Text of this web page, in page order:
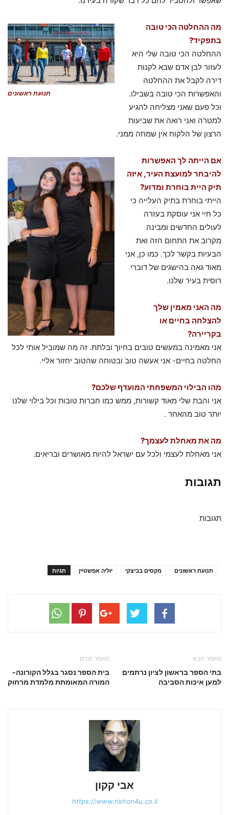
תנועת ראשונים
מה ההחלטה הכי טובה
בתפקיד?
ההחלטה הכי טובה שלי היא
לעזור לבן אדם שבא לקנות
דירה לקבל את ההחלטה
והאפשרות הכי טובה בשבילו.
וכל פעם שאני מצליחה להגיע
למטרה ואני רואה את שביעות
הרצון של הלקוח אין שמחה ממני.
אם הייתה לך האפשרות
להיבחר למועצת העיר, איזה
תיק היית בוחרת ומדוע?
הייתי בוחרת בתיק העלייה כי
כל חיי אני עוסקת בעזרה
לעולים החדשים ומבינה
מקרוב את התחום הזה ואת
הבעיות בקשר לכך. כמו כן, אני
מאוד גאה בהישגים של דוברי
רוסית בעיר שלנו.
מה האני מאמין שלך
להצלחה בחיים או
בקריירה?
אני מאמינה במעשים טובים בחיוך ובלתת. זה מה שמוביל אותי לכל
החלטה בחיים- אני אעשה טוב ובטוחה שהטוב יחזור אליי.
מהו הבילוי המשפחתי המועדף שלכם?
אני והבת שלי מאוד קשורות, ממש כמו חברות טובות וכל בילוי שלנו
יותר טוב מהאחר .
מה את מאחלת לעצמך?
אני מאחלת לעצמי ולכל עם ישראל להיות מאושרים ובריאים.
תגובות
תגובות
תגיות יוליה אפשטיין מקסים בביצקי תנועת ראשונים
מאמר קודם
בית הספר נסגר בגלל הקורונה-
המורה המאומתת מלמדת מרחוק
מאמר הבא
בתי הספר בראשון לציון נרתמים
למען איכות הסביבה
אבי קקון
https://www.rishon4u.co.il